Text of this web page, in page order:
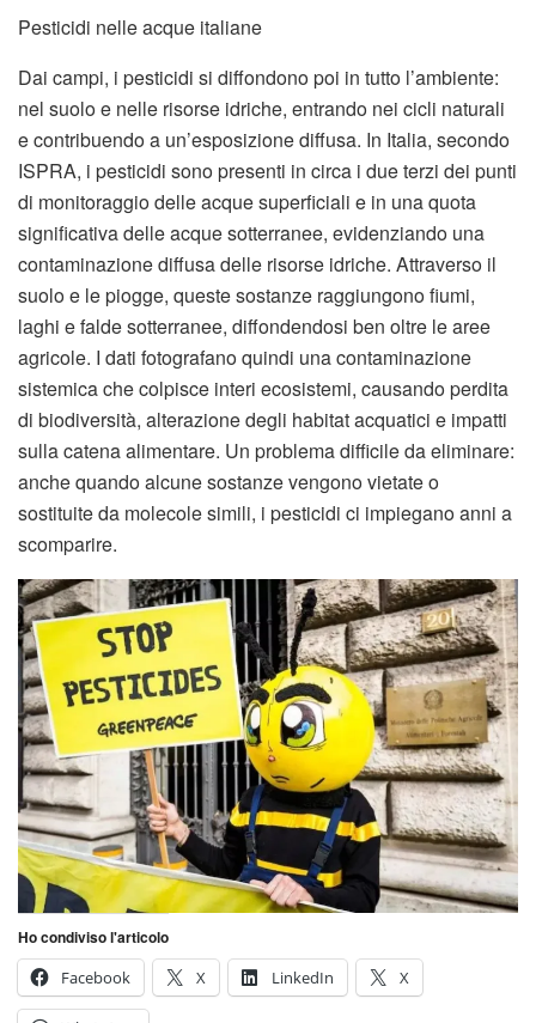
Pesticidi nelle acque italiane
Dai campi, i pesticidi si diffondono poi in tutto l’ambiente:
nel suolo e nelle risorse idriche, entrando nei cicli naturali
e contribuendo a un’esposizione diffusa. In Italia, secondo
ISPRA, i pesticidi sono presenti in circa i due terzi dei punti
di monitoraggio delle acque superficiali e in una quota
significativa delle acque sotterranee, evidenziando una
contaminazione diffusa delle risorse idriche. Attraverso il
suolo e le piogge, queste sostanze raggiungono fiumi,
laghi e falde sotterranee, diffondendosi ben oltre le aree
agricole. I dati fotografano quindi una contaminazione
sistemica che colpisce interi ecosistemi, causando perdita
di biodiversità, alterazione degli habitat acquatici e impatti
sulla catena alimentare. Un problema difficile da eliminare:
anche quando alcune sostanze vengono vietate o
sostituite da molecole simili, i pesticidi ci impiegano anni a
scomparire.
Ho condiviso l'articolo
Facebook
X LinkedIn X